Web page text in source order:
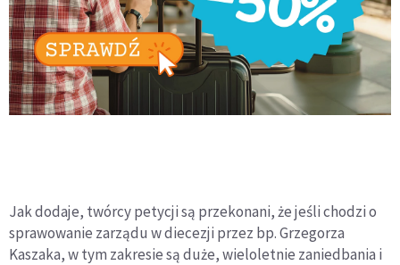
Jak dodaje, twórcy petycji są przekonani, że jeśli chodzi o
sprawowanie zarządu w diecezji przez bp. Grzegorza
Kaszaka, w tym zakresie są duże, wieloletnie zaniedbania i